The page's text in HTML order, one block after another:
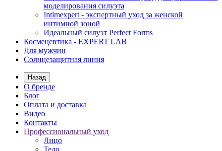
моделирования силуэта
Intimexpert - экспертный уход за женской
интимной зоной
Идеальный силуэт Perfect Forms
Космецевтика - EXPERT LAB
Для мужчин
Солнцезащитная линия
Назад
О бренде
Блог
Оплата и доставка
Видео
Контакты
Профессиональный уход
Лицо
Тело